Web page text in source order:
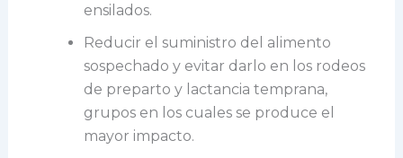
ensilados.
Reducir el suministro del alimento
sospechado y evitar darlo en los rodeos
de preparto y lactancia temprana,
grupos en los cuales se produce el
mayor impacto.